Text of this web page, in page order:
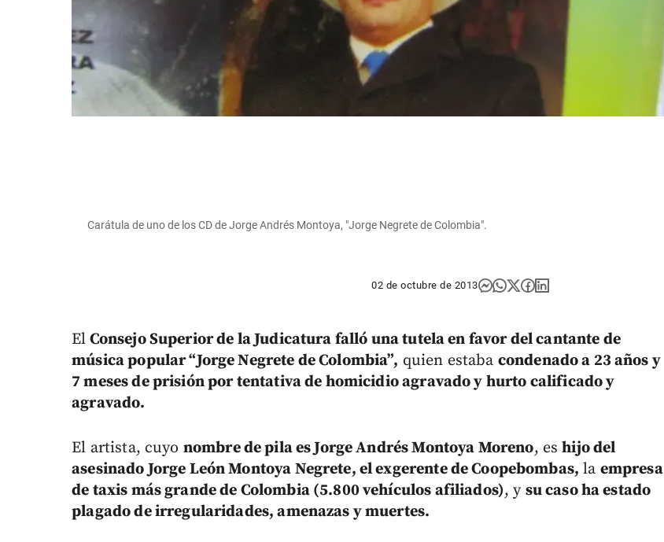
Carátula de uno de los CD de Jorge Andrés Montoya, "Jorge Negrete de Colombia".
02 de octubre de 2013
El Consejo Superior de la Judicatura falló una tutela en favor del cantante de
música popular “Jorge Negrete de Colombia”, quien estaba condenado a 23 años y
7 meses de prisión por tentativa de homicidio agravado y hurto calificado y
agravado.
El artista, cuyo nombre de pila es Jorge Andrés Montoya Moreno, eshijo del
asesinado Jorge León Montoya Negrete, el exgerente de Coopebombas, la empresa
de taxis más grande de Colombia (5.800 vehículos afiliados), y su caso ha estado
plagado de irregularidades, amenazas y muertes.